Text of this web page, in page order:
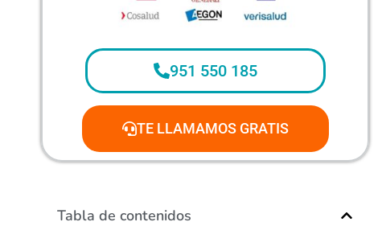
951 550 185
TE LLAMAMOS GRATIS
Tabla de contenidos